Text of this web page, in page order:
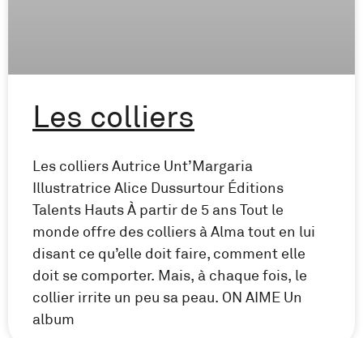
Les colliers
Les colliers Autrice Unt’Margaria
Illustratrice Alice Dussurtour Éditions
Talents Hauts À partir de 5 ans Tout le
monde offre des colliers à Alma tout en lui
disant ce qu’elle doit faire, comment elle
doit se comporter. Mais, à chaque fois, le
collier irrite un peu sa peau. ON AIME Un
album